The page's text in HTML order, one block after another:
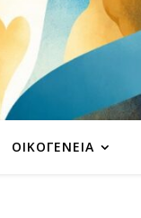
ΟΙΚΟΓΈΝΕΙΑ